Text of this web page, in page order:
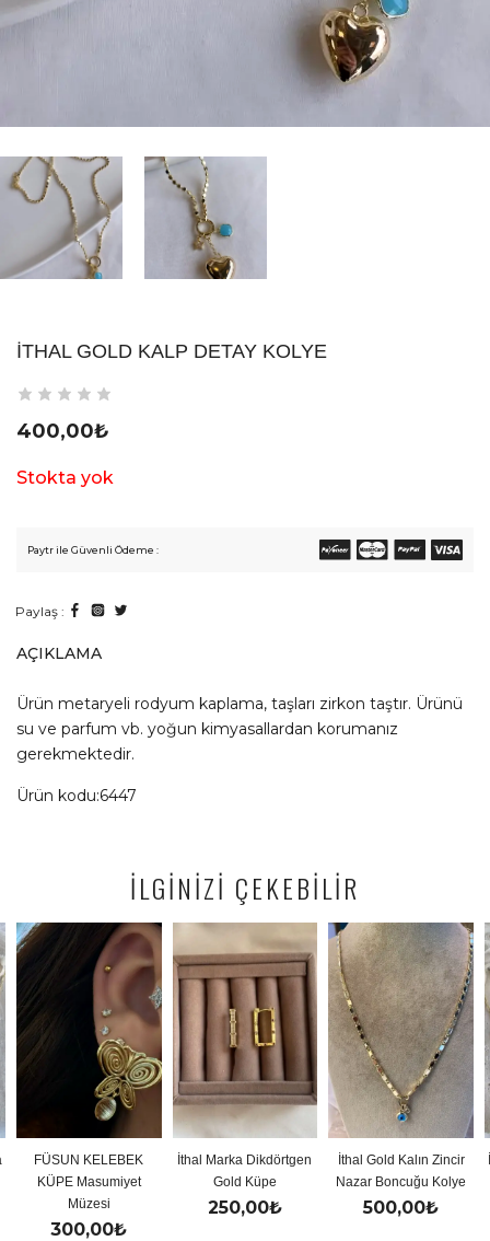
İTHAL GOLD KALP DETAY KOLYE
400,00₺
Stokta yok
Paytr ile Güvenli Ödeme :
Paylaş :
AÇIKLAMA
Ürün metaryeli rodyum kaplama, taşları zirkon taştır. Ürünü
su ve parfum vb. yoğun kimyasallardan korumanız
gerekmektedir.
Ürün kodu:6447
İLGİNİZİ ÇEKEBİLİR
KELEBEK
Masumiyet
₺
İthal Marka Dikdörtgen
Gold Küpe
250,00₺
İthal Gold Kalın Zincir
Nazar Boncuğu Kolye
500,00₺
İthal